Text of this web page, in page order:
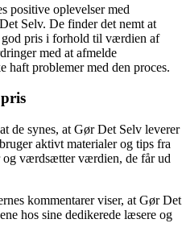
positive oplevelser med
Selv. De finder det nemt at
god pris i forhold til værdien af
med at afmelde
haft problemer med den proces.
de synes, at Gør Det Selv leverer
aktivt materialer og tips fra
og værdsætter værdien, de får ud
kommentarer viser, at Gør Det
hos sine dedikerede læsere og